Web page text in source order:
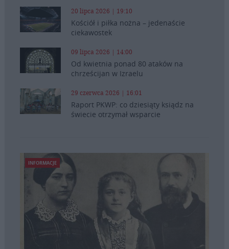
20 lipca 2026 | 19:10
Kościół i piłka nożna – jedenaście
ciekawostek
09 lipca 2026 | 14:00
Od kwietnia ponad 80 ataków na
chrześcijan w Izraelu
29 czerwca 2026 | 16:01
Raport PKWP: co dziesiąty ksiądz na
świecie otrzymał wsparcie
INFORMACJE